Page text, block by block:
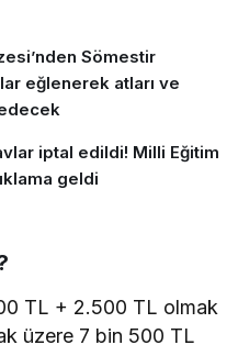
Sömestir
eğlenerek atları ve
iptal edildi! Milli Eğitim
geldi
TL + 2.500 TL olmak
üzere 7 bin 500 TL